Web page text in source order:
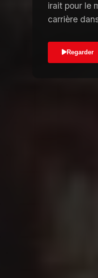
irait pour le
carrière
Regarder